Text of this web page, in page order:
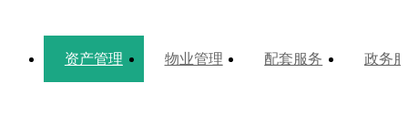
资产管理 物业管理 配套服务 政务